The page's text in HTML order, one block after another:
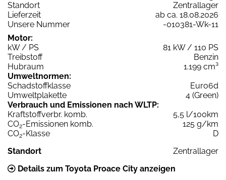
Standort
Zentrallager
Lieferzeit
ab ca. 18.08.2026
Unsere Nummer
-010381-Wk-11
Motor:
kW / PS
81 kW / 110 PS
Treibstoff
Benzin
Hubraum
1.199 cm³
Umweltnormen:
Schadstoffklasse
Euro6d
Umweltplakette
4 (Green)
Verbrauch und Emissionen nach WLTP:
Kraftstoffverbr. komb.
5,5 l/100km
CO2-Emissionen komb.
125 g/km
CO2-Klasse
D
Standort
Zentrallager
Details zum Toyota Proace City anzeigen